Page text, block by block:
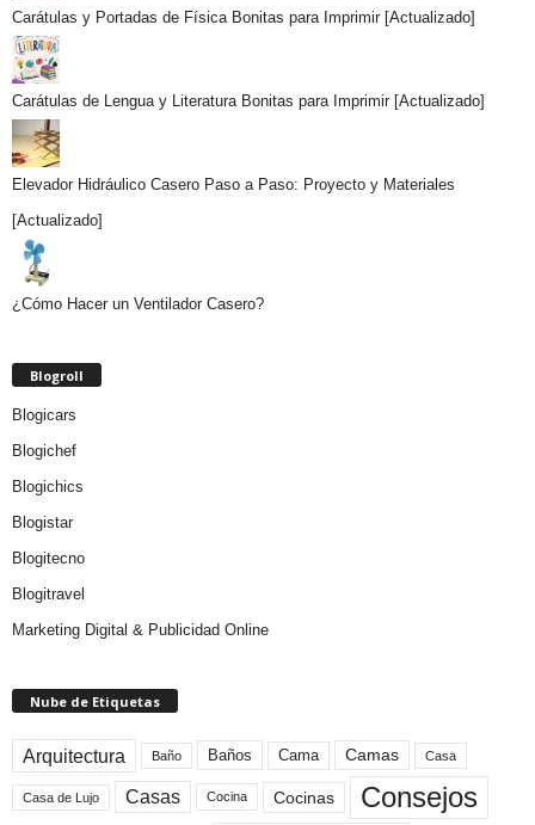
Carátulas y Portadas de Física Bonitas para Imprimir [Actualizado]
Carátulas de Lengua y Literatura Bonitas para Imprimir [Actualizado]
Elevador Hidráulico Casero Paso a Paso: Proyecto y Materiales
[Actualizado]
¿Cómo Hacer un Ventilador Casero?
Blogroll
Blogicars
Blogichef
Blogichics
Blogistar
Blogitecno
Blogitravel
Marketing Digital & Publicidad Online
Nube de Etiquetas
Arquitectura Baño Baños Cama Camas Casa
Casa de Lujo Casas Cocina Cocinas Consejos